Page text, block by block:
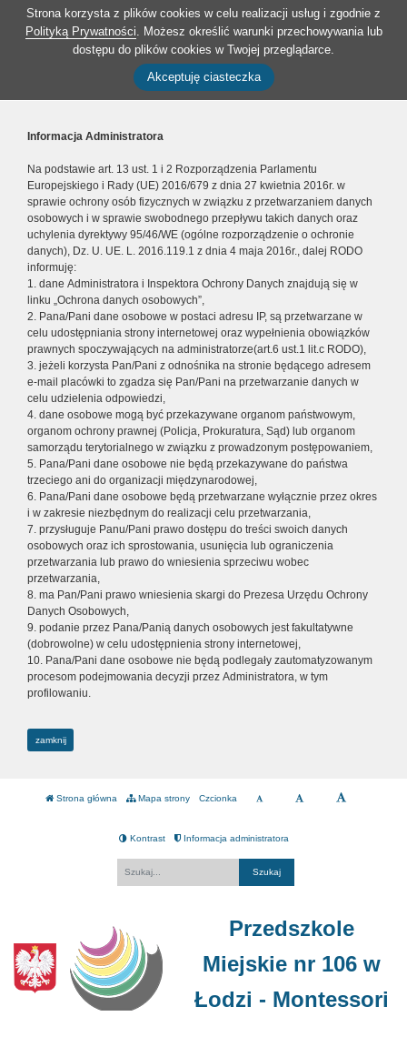
Strona korzysta z plików cookies w celu realizacji usług i zgodnie z
Polityką Prywatności. Możesz określić warunki przechowywania lub
dostępu do plików cookies w Twojej przeglądarce.
Akceptuję ciasteczka
Informacja Administratora
Na podstawie art. 13 ust. 1 i 2 Rozporządzenia Parlamentu
Europejskiego i Rady (UE) 2016/679 z dnia 27 kwietnia 2016r. w
sprawie ochrony osób fizycznych w związku z przetwarzaniem danych
osobowych i w sprawie swobodnego przepływu takich danych oraz
uchylenia dyrektywy 95/46/WE (ogólne rozporządzenie o ochronie
danych), Dz. U. UE. L. 2016.119.1 z dnia 4 maja 2016r., dalej RODO
informuję:
1. dane Administratora i Inspektora Ochrony Danych znajdują się w
linku „Ochrona danych osobowych”,
2. Pana/Pani dane osobowe w postaci adresu IP, są przetwarzane w
celu udostępniania strony internetowej oraz wypełnienia obowiązków
prawnych spoczywających na administratorze(art.6 ust.1 lit.c RODO),
3. jeżeli korzysta Pan/Pani z odnośnika na stronie będącego adresem
e-mail placówki to zgadza się Pan/Pani na przetwarzanie danych w
celu udzielenia odpowiedzi,
4. dane osobowe mogą być przekazywane organom państwowym,
organom ochrony prawnej (Policja, Prokuratura, Sąd) lub organom
samorządu terytorialnego w związku z prowadzonym postępowaniem,
5. Pana/Pani dane osobowe nie będą przekazywane do państwa
trzeciego ani do organizacji międzynarodowej,
6. Pana/Pani dane osobowe będą przetwarzane wyłącznie przez okres
i w zakresie niezbędnym do realizacji celu przetwarzania,
7. przysługuje Panu/Pani prawo dostępu do treści swoich danych
osobowych oraz ich sprostowania, usunięcia lub ograniczenia
przetwarzania lub prawo do wniesienia sprzeciwu wobec
przetwarzania,
8. ma Pan/Pani prawo wniesienia skargi do Prezesa Urzędu Ochrony
Danych Osobowych,
9. podanie przez Pana/Panią danych osobowych jest fakultatywne
(dobrowolne) w celu udostępnienia strony internetowej,
10. Pana/Pani dane osobowe nie będą podlegały zautomatyzowanym
procesom podejmowania decyzji przez Administratora, w tym
profilowaniu.
zamknij
Strona główna Mapa strony Czcionka
Kontrast Informacja administratora
Przedszkole
Miejskie nr 106 w
Łodzi - Montessori